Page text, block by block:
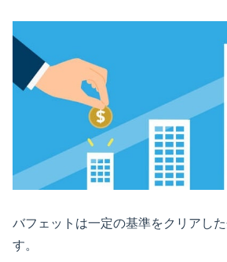
バフェットは一定の基準をクリアし
す。